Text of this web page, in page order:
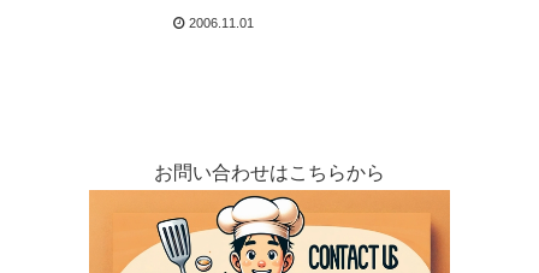
お取り寄せに干口子・く
2006.11.01
お問い合わせはこちらから